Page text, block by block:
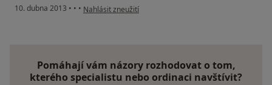
10. dubna 2013 • • • podle názoru uživatele Váš účet byl odstraněn
Nahlásit zneužití
Pomáhají vám názory rozhodovat o tom,
kterého specialistu nebo ordinaci navštívit?